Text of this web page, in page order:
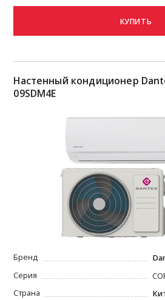
КУПИТЬ
Настенный кондиционер
09SDM4Е
Бренд
Серия
Страна